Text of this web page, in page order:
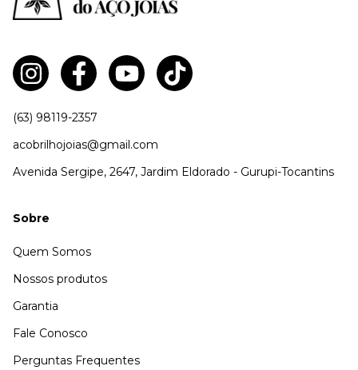
(63) 98119-2357
acobrilhojoias@gmail.com
Avenida Sergipe, 2647, Jardim Eldorado - Gurupi-Tocantins
Sobre
Quem Somos
Nossos produtos
Garantia
Fale Conosco
Perguntas Frequentes